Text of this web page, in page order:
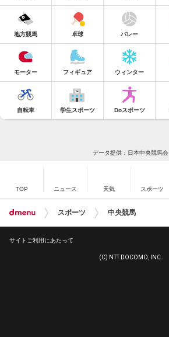
地方競馬 卓球 バレー
モーター フィギュア ウィンター
自転車 学生スポーツ Doスポーツ
データ提供：日本中央競馬会
TOP ニュース 天気 スポーツ
スポーツ 中央競馬
サイトご利用にあたって
(C) NTT DOCOMO, INC.